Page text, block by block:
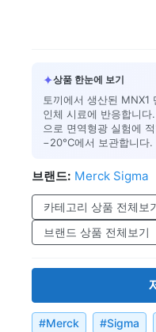
✦상품 한눈에 보기
토끼에서 생산된
인체 시료에 반응합니
으로 면역형광 실험에
−20°C에서 보관합니다.
브랜드: Merck Sigma
카테고리 상품 전체보
브랜드 상품 전체보기
#Merck #Sigma